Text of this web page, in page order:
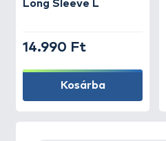
Long Sleeve L
14.990 Ft
Kosárba